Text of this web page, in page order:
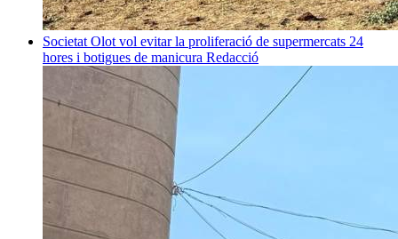
Societat Olot vol evitar la proliferació de supermercats 24
hores i botigues de manicura Redacció